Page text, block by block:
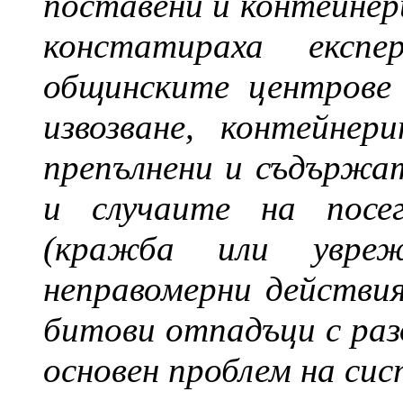
констатираха
общинските
извозване,
препълнени и
и случаите на
(кражба или
неправомерни
битови отпадъци с
основен проблем на